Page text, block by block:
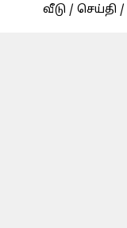
வீடு / செய்தி /